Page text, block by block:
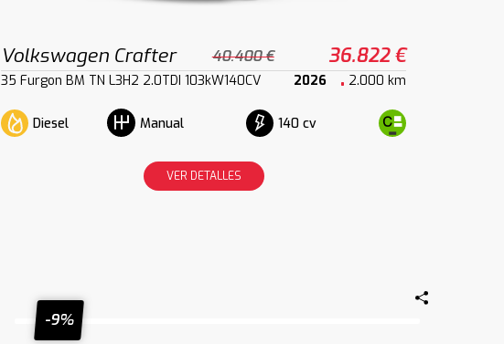
Volkswagen Crafter 40.400 € 36.822 €
35 Furgon BM TN L3H2 2.0TDI 103kW140CV 2026 2.000 km
Diesel Manual 140 cv
VER DETALLES
-9%